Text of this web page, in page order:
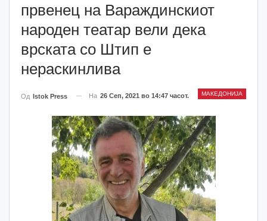
првенец на Вараждинскиот
народен театар вели дека
врската со Штип е
нераскинлива
МАКЕДОНИЈА
Од Istok Press На 26 Сеп, 2021 во 14:47 часот.